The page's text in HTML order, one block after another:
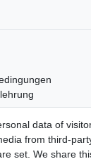
data of
from third-
set. We share